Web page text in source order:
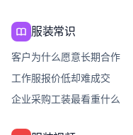
服装常识
客户为什么愿意长期合作
工作服报价低却难成交
企业采购工装最看重什么